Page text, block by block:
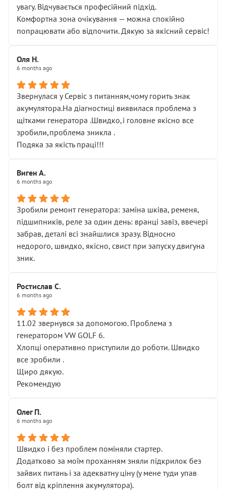
увагу. Відчувається професійний підхід.
Комфортна зона очікування — можна спокійно
попрацювати або відпочити. Дякую за якісний сервіс!
Оля Н.
6 months ago
Звернулася у Сервіс з питанням,чому горить знак
акумулятора.На діагностиці виявилася проблема з
щітками генератора .Швидко,і головне якісно все
зробили,проблема зникла .
Подяка за якість праці!!!
Виген А.
6 months ago
Зробили ремонт генератора: заміна шківа, ременя,
підшипників, реле за один день: вранці завіз, ввечері
забрав, деталі всі знайшлися зразу. Відносно
недорого, швидко, якісно, свист при запуску двигуна
зник.
Ростислав С.
6 months ago
11.02 звернувся за допомогою. Проблема з
генератором VW GOLF 6.
Хлопці оперативно приступили до роботи. Швидко
все зробили .
Щиро дякую.
Рекомендую
Олег П.
6 months ago
Швидко і без проблем поміняли стартер.
Додатково за моїм проханням зняли підкрилок без
зайвих питань і за адекватну ціну (у мене туди упав
болт від кріплення акумулятора).